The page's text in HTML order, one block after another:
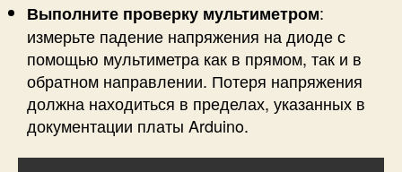
Выполните проверку мультиметром:
измерьте падение напряжения на диоде с
помощью мультиметра как в прямом, так и в
обратном направлении. Потеря напряжения
должна находиться в пределах, указанных в
документации платы Arduino.